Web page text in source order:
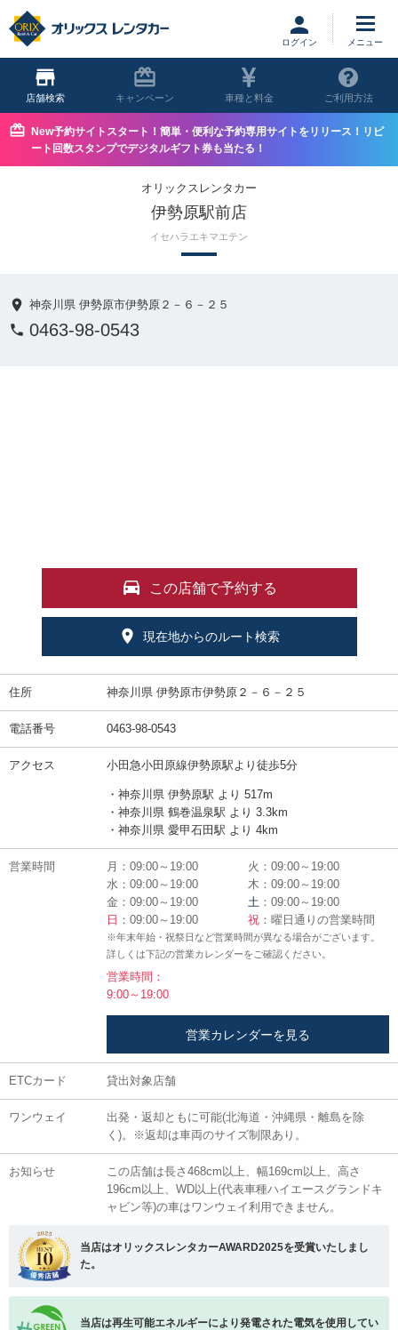
ログイン
店舗 キャンペーン 車種と料金 ご利用方法
New予約サイトスタート！簡単・便利な予約専用サイトをリリース！リピ
ート回数スタンプでデジタルギフト券も当たる！
オリックスレンタカー
伊勢原駅前店
イセハラエキマエテン
神奈川県 伊勢原市伊勢原２－６－２５
0463-98-0543
この店舗で予約する
現在地からのルート検索
住所 神奈川県 伊勢原市伊勢原２－６－２５
電話番号 0463-98-0543
アクセス 小田急小田原線伊勢原駅より徒歩5分
・神奈川県 伊勢原駅 より 517m
・神奈川県 鶴巻温泉駅 より 3.3km
・神奈川県 愛甲石田駅 より 4km
営業時間 月：09:00～19:00
火：09:00～19:00
水：09:00～19:00
木：09:00～19:00
金：09:00～19:00
土 ：09:00～19:00
日 ：09:00～19:00 祝 ：曜日通りの営業時間
※年末年始・祝祭日など営業時間が異なる場合がございます。
詳しくは下記の営業カレンダーをご確認ください。
営業時間：
9:00～19:00
営業カレンダーを見る
ETCカード 貸出対象店舗
ワンウェイ
出発・返却ともに可能(北海道・沖縄県・離島を除
く)。※返却は車両のサイズ制限あり。
お知らせ
この店舗は長さ468cm以上、幅169cm以上、高さ
196cm以上、WD以上(代表車種ハイエースグランドキ
ャビン等)の車はワンウェイ利用できません。
当店はオリックスレンタカーAWARD2025を受賞いたしまし
た。
当店は再生可能エネルギーにより発電された電気を使用してい